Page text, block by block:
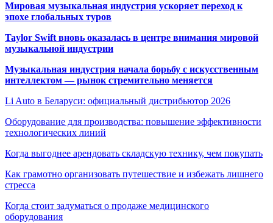
Мировая музыкальная индустрия ускоряет переход к
эпохе глобальных туров
Taylor Swift вновь оказалась в центре внимания мировой
музыкальной индустрии
Музыкальная индустрия начала борьбу с искусственным
интеллектом — рынок стремительно меняется
Li Auto в Беларуси: официальный дистрибьютор 2026
Оборудование для производства: повышение эффективности
технологических линий
Когда выгоднее арендовать складскую технику, чем покупать
Как грамотно организовать путешествие и избежать лишнего
стресса
Когда стоит задуматься о продаже медицинского
оборудования